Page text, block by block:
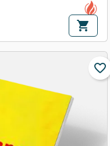
shopping_cart
favorite_border